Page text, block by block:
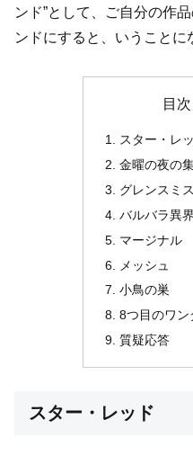
ンド”として、ご自分の作
ンドにすると、いうことに
目次
スター・レ
金曜の夜の
グレンスミ
バルバラ異界
マージナル
メッシュ
小鳥の巣
8つ目のワン
質疑応答
スター・レッド